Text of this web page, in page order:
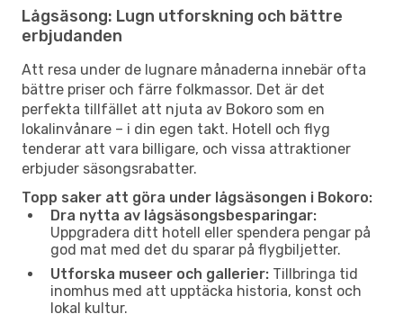
Lågsäsong: Lugn utforskning och bättre
erbjudanden
Att resa under de lugnare månaderna innebär ofta
bättre priser och färre folkmassor. Det är det
perfekta tillfället att njuta av Bokoro som en
lokalinvånare – i din egen takt. Hotell och flyg
tenderar att vara billigare, och vissa attraktioner
erbjuder säsongsrabatter.
Topp saker att göra under lågsäsongen i Bokoro:
Dra nytta av lågsäsongsbesparingar:
Uppgradera ditt hotell eller spendera pengar på
god mat med det du sparar på flygbiljetter.
Utforska museer och gallerier: Tillbringa tid
inomhus med att upptäcka historia, konst och
lokal kultur.